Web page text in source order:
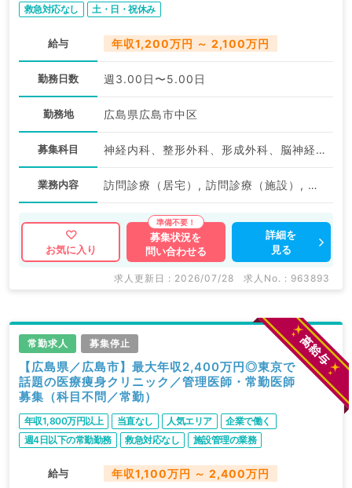
救急対応なし 土・日・祝休み
給与 年収1,200万円 ～ 2,100万円
勤務日数 週3.00日〜5.00日
勤務地 広島県広島市中区
募集科目 神経内科、整形外科、形成外科、脳神経外科、呼吸器外科、心臓血管外科、泌尿器科、一般内科、循環器内科、呼吸器内科、消化器内科、内分泌・代謝内科、腎臓内科、老年内科、血液内科、外科系全般、一般外科、消化器外科、乳腺外科、膠原病科、大腸・肛門外科
業務内容 訪問診療（居宅）, 訪問診療（施設）, その他, その他
お気に入り
募集状況を
問い合わせる
詳細を
見る
求人更新日 : 2026/07/28 求人No. : 963893
常勤求人 募集停止
【広島県／広島市】最大年収2,400万円◎東京で
話題の医療痩身クリニック／管理医師・常勤医師
募集（科目不問／常勤）
年収1,800万円以上 当直なし 人気エリア
企業で働く
週4日以下の常勤勤務
救急対応なし
施設管理の業務
WEB面接可
高給与
給与 年収1,100万円 ～ 2,400万円